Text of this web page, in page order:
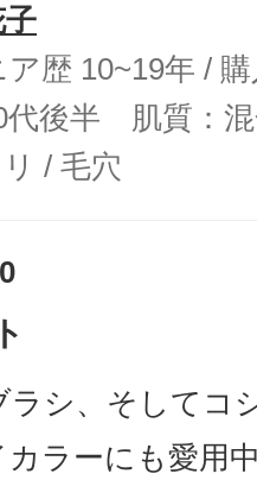
ア歴 10~19年 /
代後半 肌質：
/ 毛穴
ラシ、そしてコ
ラーにも愛用